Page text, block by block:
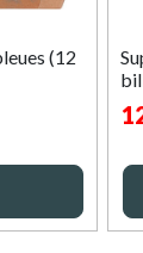
(12